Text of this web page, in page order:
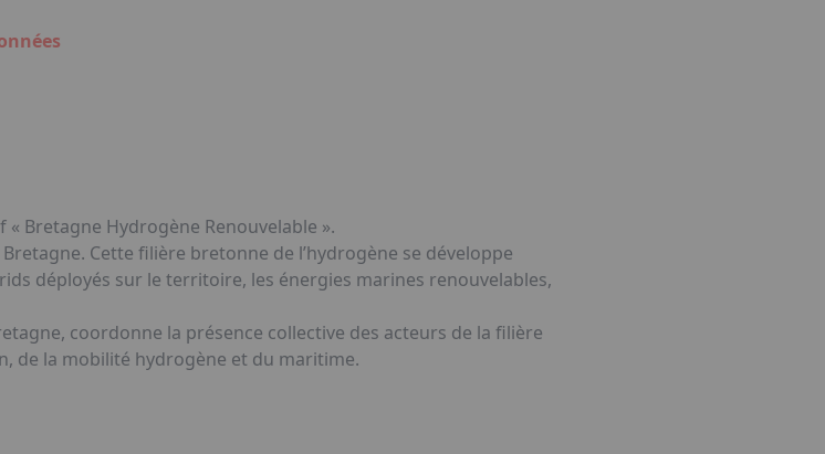
Bretagne Hydrogène Renouvelable ».
Cette filière bretonne de l’hydrogène se développe
déployés sur le territoire, les énergies marines renouvelables,
coordonne la présence collective des acteurs de la filière
de la mobilité hydrogène et du maritime.